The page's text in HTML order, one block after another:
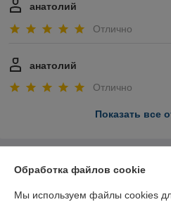
анатолий
Отлично
анатолий
Отлично
Показать все
Контакты
Обработка файлов cookie
Мы используем файлы cookies